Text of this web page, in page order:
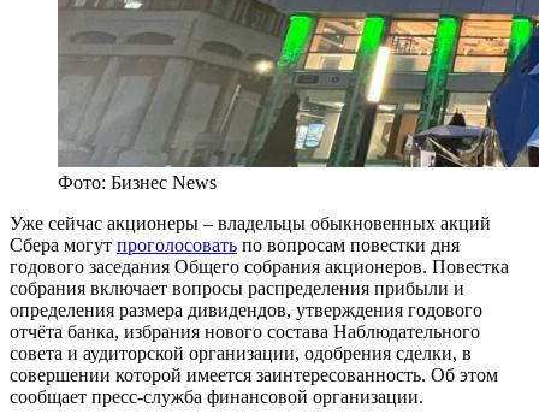
Фото: Бизнес News
Уже сейчас акционеры – владельцы обыкновенных акций
Сбера могут проголосовать по вопросам повестки дня
годового заседания Общего собрания акционеров. Повестка
собрания включает вопросы распределения прибыли и
определения размера дивидендов, утверждения годового
отчёта банка, избрания нового состава Наблюдательного
совета и аудиторской организации, одобрения сделки, в
совершении которой имеется заинтересованность. Об этом
сообщает пресс-служба финансовой организации.